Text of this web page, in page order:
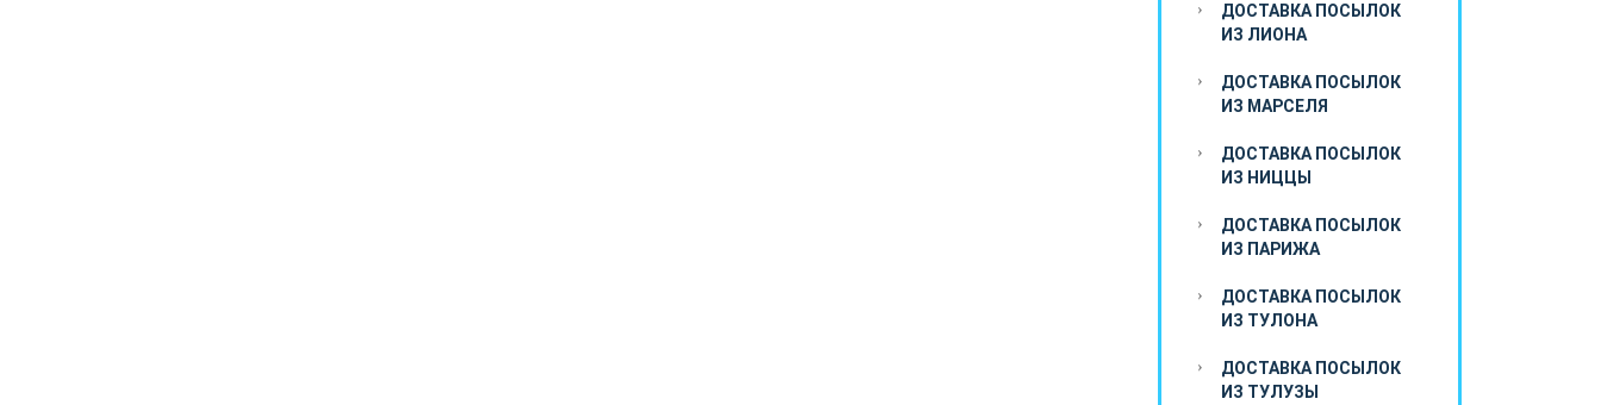
ДОСТАВКА ПОСЫЛОК
ИЗ ЛИОНА
ДОСТАВКА ПОСЫЛОК
ИЗ МАРСЕЛЯ
ДОСТАВКА ПОСЫЛОК
ИЗ НИЦЦЫ
ДОСТАВКА ПОСЫЛОК
ИЗ ПАРИЖА
ДОСТАВКА ПОСЫЛОК
ИЗ ТУЛОНА
ДОСТАВКА ПОСЫЛОК
ИЗ ТУЛУЗЫ